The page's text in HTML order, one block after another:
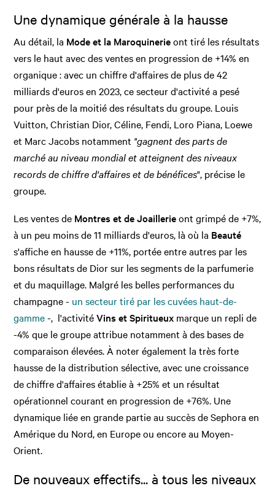
Une dynamique générale à la hausse
Au détail, la Mode et la Maroquinerieont tiré les résultats
vers le haut avec des ventes en progression de +14% en
organique : avec un chiffre d'affaires de plus de 42
milliards d'euros en 2023, ce secteur d'activité a pesé
pour près de la moitié des résultats du groupe. Louis
Vuitton, Christian Dior, Céline, Fendi, Loro Piana, Loewe
et Marc Jacobs notamment "gagnent des parts de
marché au niveau mondial et atteignent des niveaux
records de chiffre d'affaires et de bénéfices", précise le
groupe.
Les ventes de Montres et de Joaillerieont grimpé de +7%,
à un peu moins de 11 milliards d'euros, là où la Beauté
s'affiche en hausse de +11%, portée entre autres par les
bons résultats de Dior sur les segments de la parfumerie
et du maquillage. Malgré les belles performances du
champagne - un secteur tiré par les cuvées haut-de-
gamme-, l'activitéVins et Spiritueux marque un repli de
-4% que le groupe attribue notamment à des bases de
comparaison élevées. À noter également la très forte
hausse de la distribution sélective, avec une croissance
de chiffre d'affaires établie à +25% et un résultat
opérationnel courant en progression de +76%. Une
dynamique liée en grande partie au succès de Sephora en
Amérique du Nord, en Europe ou encore au Moyen-
Orient.
De nouveaux effectifs... à tous les niveaux